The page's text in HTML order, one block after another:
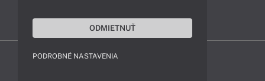
ODMIETNUŤ
PODROBNÉ NASTAVENIA